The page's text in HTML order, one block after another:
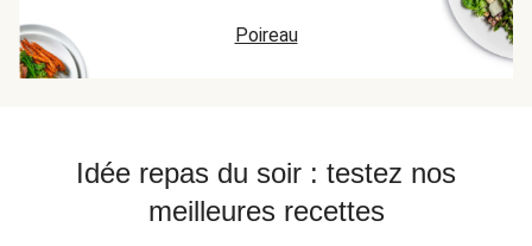
Poireau
Idée repas du soir : testez nos
meilleures recettes